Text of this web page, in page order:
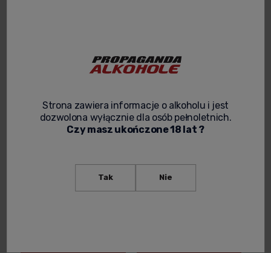
Strona zawiera informacje o alkoholu i jest
dozwolona wyłącznie dla osób pełnoletnich.
Czy masz ukończone 18 lat ?
Tak Nie